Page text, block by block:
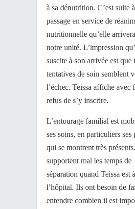
à sa dénutrition. C’est suite
passage en service de
nutritionnelle qu’elle
notre unité. L’impression
suscite à son arrivée est que
tentatives de soin semblent
l’échec. Teissa affiche avec
refus de s’y inscrire.
L’entourage familial est
ses soins, en particuliers ses
qui se montrent très
supportent mal les temps de
séparation quand Teissa est à
l’hôpital. Ils ont besoin de
entendre combien il est